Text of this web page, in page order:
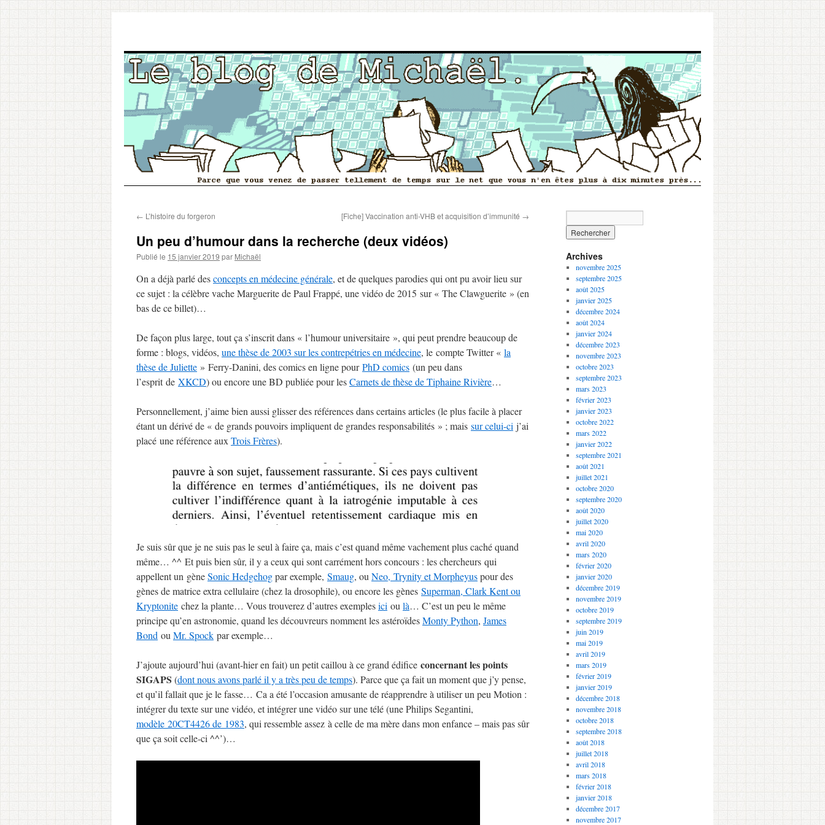
contenu
← L’histoire du forgeron [Fiche] Vaccination anti-VHB et acquisition d’immunité →
Un peu d’humour dans la recherche (deux vidéos)
Publié le 15 janvier 2019 par Michaël
On a déjà parlé desconcepts en médecine générale, et de quelques parodies qui ont pu avoir lieu sur
ce sujet : la célèbre vache Marguerite de Paul Frappé, une vidéo de 2015 sur « The Clawguerite » (en
bas de ce billet)…
De façon plus large, tout ça s’inscrit dans « l’humour universitaire », qui peut prendre beaucoup de
forme : blogs, vidéos, une thèse de 2003 sur les contrepétries en médecine, le compte Twitter « la
thèse de Juliette » Ferry-Danini, des comics en ligne pourPhD comics (un peu dans
l’esprit de XKCD) ou encore une BD publiée pour lesCarnets de thèse de Tiphaine Rivière…
Personnellement, j’aime bien aussi glisser des références dans certains articles (le plus facile à placer
étant un dérivé de « de grands pouvoirs impliquent de grandes responsabilités » ; mais sur celui-ci j’ai
placé une référence aux Trois Frères).
Je suis sûr que je ne suis pas le seul à faire ça, mais c’est quand même vachement plus caché quand
même… ^^ Et puis bien sûr, il y a ceux qui sont carrément hors concours : les chercheurs qui
appellent un gèneSonic Hedgehogpar exemple, Smaug, ou Neo, Trynity et Morpheyuspour des
gènes de matrice extra cellulaire (chez la drosophile), ou encore les gènes Superman, Clark Kent ou
Kryptonite chez la plante… Vous trouverez d’autres exemplesici ou là… C’est un peu le même
principe qu’en astronomie, quand les découvreurs nomment les astéroïdesMonty Python, James
Bond ou Mr. Spock par exemple…
J’ajoute aujourd’hui (avant-hier en fait) un petit caillou à ce grand édifice concernant les points
SIGAPS (dont nous avons parlé il y a très peu de temps). Parce que ça fait un moment que j’y pense,
et qu’il fallait que je le fasse… Ca a été l’occasion amusante de réapprendre à utiliser un peu Motion :
intégrer du texte sur une vidéo, et intégrer une vidéo sur une télé (une Philips Segantini,
modèle 20CT4426 de 1983, qui ressemble assez à celle de ma mère dans mon enfance – mais pas sûr
que ça soit celle-ci ^^’)…
Archives
novembre 2025
septembre 2025
août 2025
janvier 2025
décembre 2024
août 2024
janvier 2024
décembre 2023
novembre 2023
octobre 2023
septembre 2023
mars 2023
février 2023
janvier 2023
octobre 2022
mars 2022
janvier 2022
septembre 2021
août 2021
juillet 2021
octobre 2020
septembre 2020
août 2020
juillet 2020
mai 2020
avril 2020
mars 2020
février 2020
janvier 2020
décembre 2019
novembre 2019
octobre 2019
septembre 2019
juin 2019
mai 2019
avril 2019
mars 2019
février 2019
janvier 2019
décembre 2018
novembre 2018
octobre 2018
septembre 2018
août 2018
juillet 2018
avril 2018
mars 2018
février 2018
janvier 2018
décembre 2017
novembre 2017